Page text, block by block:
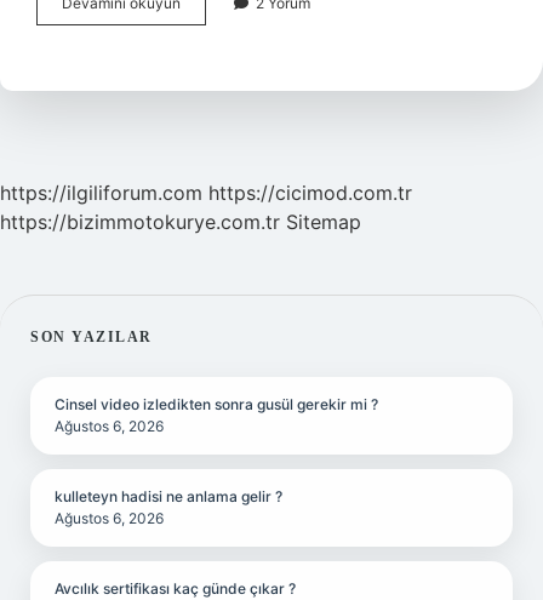
Kol
https://ilgiliforum.com https://cicimod.com.tr
https://bizimmotokurye.com.tr Sitemap
SIDEBAR
SON YAZILAR
Cinsel video izledikten sonra gusül gerekir mi ?
Ağustos 6, 2026
kulleteyn hadisi ne anlama gelir ?
Ağustos 6, 2026
Avcılık sertifikası kaç günde çıkar ?